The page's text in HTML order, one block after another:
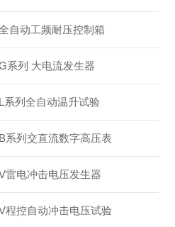
自动工频耐压控制箱
系列 大电流发生器
系列全自动温升试验
系列交直流数字高压表
雷电冲击电压发生器
程控自动冲击电压试验